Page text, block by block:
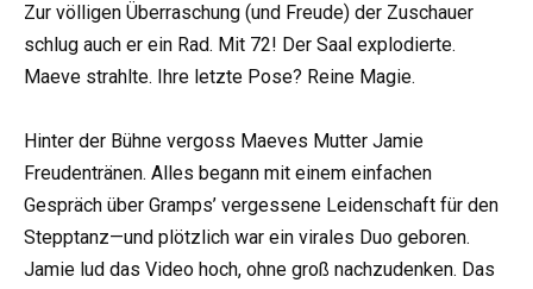
Zur völligen Überraschung (und Freude) der Zuschauer
schlug auch er ein Rad. Mit 72! Der Saal explodierte.
Maeve strahlte. Ihre letzte Pose? Reine Magie.
Hinter der Bühne vergoss Maeves Mutter Jamie
Freudentränen. Alles begann mit einem einfachen
Gespräch über Gramps’ vergessene Leidenschaft für den
Stepptanz—und plötzlich war ein virales Duo geboren.
Jamie lud das Video hoch, ohne groß nachzudenken. Das